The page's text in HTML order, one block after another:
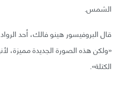
الشمس.
«ولكن هذه الصورة الجديدة مميزة،
الكتلة».